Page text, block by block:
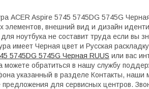
ACER Aspire 5745 5745DG 5745G
элементов, внешний вид и дизайн
ноутбука не составит труда если вы
имеет Черная цвет и Русская
5745DG 5745G Черная RUUS или вас
можете обратиться в нашу службу
указанный в разделе Контакты,
для сервисных центров.